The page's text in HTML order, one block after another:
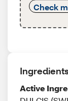
Check
Active